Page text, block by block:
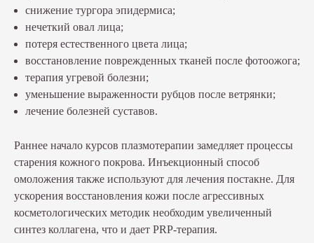
снижение тургора эпидермиса;
нечеткий овал лица;
потеря естественного цвета лица;
восстановление поврежденных тканей после фотоожога;
терапия угревой болезни;
уменьшение выраженности рубцов после ветрянки;
лечение болезней суставов.
Раннее начало курсов плазмотерапии замедляет процессы
старения кожного покрова. Инъекционный способ
омоложения также используют для лечения постакне. Для
ускорения восстановления кожи после агрессивных
косметологических методик необходим увеличенный
синтез коллагена, что и дает PRP-терапия.